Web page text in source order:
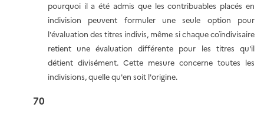
pourquoi il a été admis que les contribuables placés en
indivision peuvent formuler une seule option pour
l'évaluation des titres indivis, même si chaque coïndivisaire
retient une évaluation différente pour les titres qu'il
détient divisément. Cette mesure concerne toutes les
indivisions, quelle qu'en soit l'origine.
70